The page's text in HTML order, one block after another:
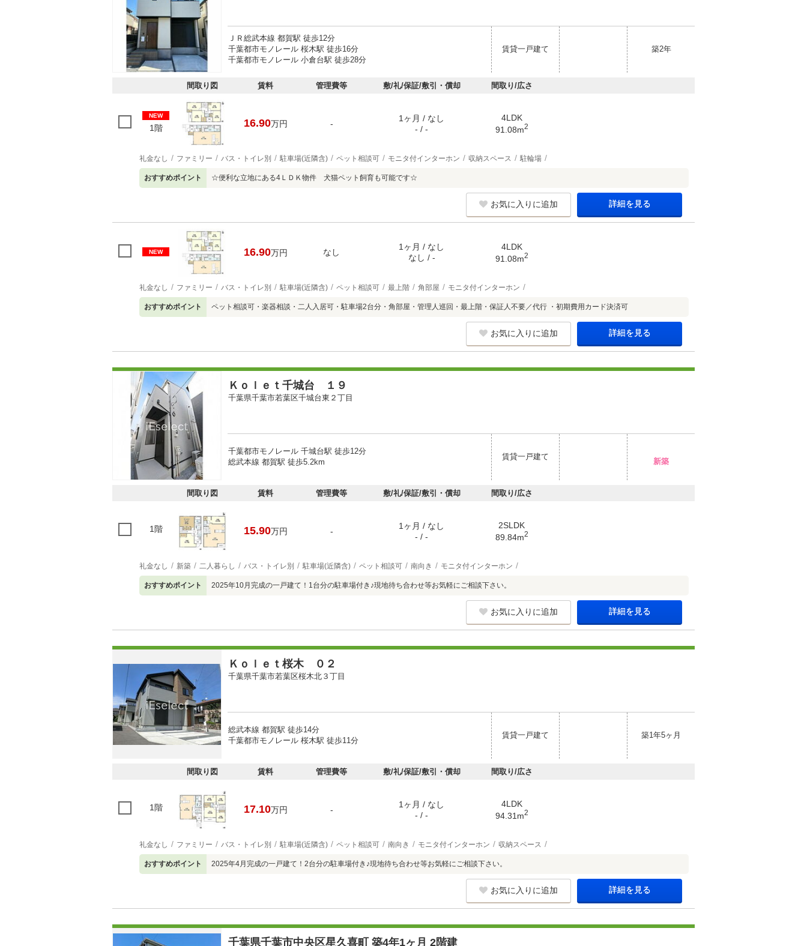
ＪＲ総武本線 都賀駅 徒歩12分
千葉都市モノレール 桜木駅 徒歩16分
千葉都市モノレール 小倉台駅 徒歩28分
賃貸一戸建て 築2年
間取り図 賃料 管理費等 敷/礼/保証/敷引・償却 間取り/広さ
NEW
1階 16.90万円 -
1ヶ月 / なし
- / -
4LDK
91.08m2
礼金なし ファミリー バス・トイレ別 駐車場(近隣含) ペット相談可 モニタ付インターホン 収納スペース 駐輪場
おすすめポイント ☆便利な立地にある4ＬＤＫ物件 犬猫ペット飼育も可能です☆
お気に入りに追加 詳細を見る
NEW 16.90万円 なし
1ヶ月 / なし
なし / -
4LDK
91.08m2
礼金なし ファミリー バス・トイレ別 駐車場(近隣含) ペット相談可 最上階 角部屋 モニタ付インターホン
おすすめポイント ペット相談可・楽器相談・二人入居可・駐車場2台分・角部屋・管理人巡回・最上階・保証人不要／代行 ・初期費用カード決済可
お気に入りに追加 詳細を見る
Ｋｏｌｅｔ千城台 １９
千葉県千葉市若葉区千城台東２丁目
千葉都市モノレール 千城台駅 徒歩12分
総武本線 都賀駅 徒歩5.2km
賃貸一戸建て
新築
間取り図 賃料 管理費等 敷/礼/保証/敷引・償却 間取り/広さ
1階 15.90万円 -
1ヶ月 / なし
- / -
2SLDK
89.84m2
礼金なし 新築 二人暮らし バス・トイレ別 駐車場(近隣含) ペット相談可 南向き モニタ付インターホン
おすすめポイント 2025年10月完成の一戸建て！1台分の駐車場付き♪現地待ち合わせ等お気軽にご相談下さい。
お気に入りに追加 詳細を見る
Ｋｏｌｅｔ桜木 ０２
千葉県千葉市若葉区桜木北３丁目
総武本線 都賀駅 徒歩14分
千葉都市モノレール 桜木駅 徒歩11分
賃貸一戸建て 築1年5ヶ月
間取り図 賃料 管理費等 敷/礼/保証/敷引・償却 間取り/広さ
1階 17.10万円 -
1ヶ月 / なし
- / -
4LDK
94.31m2
礼金なし ファミリー バス・トイレ別 駐車場(近隣含) ペット相談可 南向き モニタ付インターホン 収納スペース
おすすめポイント 2025年4月完成の一戸建て！2台分の駐車場付き♪現地待ち合わせ等お気軽にご相談下さい。
お気に入りに追加 詳細を見る
千葉県千葉市中央区星久喜町 築4年1ヶ月 2階建